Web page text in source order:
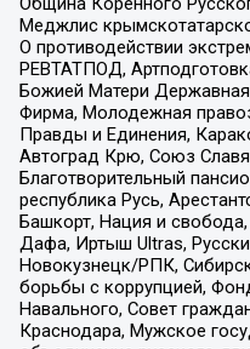
Меджлис
О противодействии
РЕВТАТПОД,
Божией Матери
Фирма, Молодежная
Правды и Единения,
Автоград Крю, Союз
Благотворительный
республика Русь,
Башкорт, Нация и
Дафа, Иртыш Ultras,
Новокузнецк/РПК,
борьбы с коррупцией,
Навального, Совет
Краснодара, Мужское